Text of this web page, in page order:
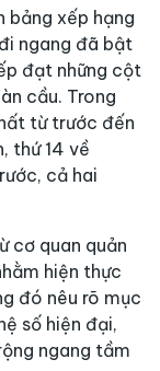
bảng xếp hạng
ngang đã bật
đạt những cột
cầu. Trong
từ trước đến
thứ 14 về
cả hai
cơ quan quản
hiện thực
đó nêu rõ mục
số hiện đại,
ngang tầm